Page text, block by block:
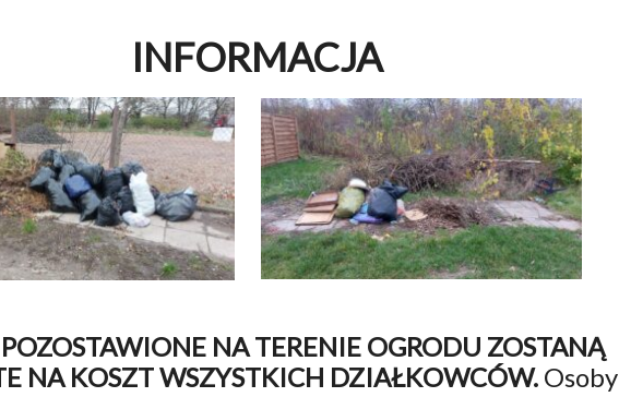
INFORMACJA
NA TERENIE OGRODU ZOSTANĄ
NA KOSZT WSZYSTKICH DZIAŁKOWCÓW. Osoby